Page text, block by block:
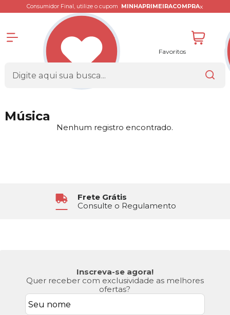
Consumidor Final, utilize o cupom MINHAPRIMEIRACOMPRAx
Favoritos
Música
Nenhum registro encontrado.
Frete Grátis
Consulte o Regulamento
Inscreva-se agora!
Quer receber com exclusividade as melhores
ofertas?